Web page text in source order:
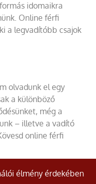
idomaikra
Online férfi
a legvadítóbb csajok
olvadunk el egy
a különböző
még a
– illetve a vadító
online férfi
élmény érdekében